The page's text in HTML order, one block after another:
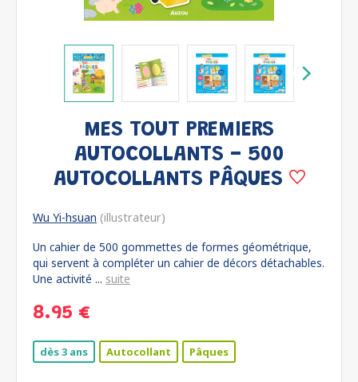
MES TOUT PREMIERS
AUTOCOLLANTS - 500
AUTOCOLLANTS PÂQUES
Wu Yi-hsuan (illustrateur)
Un cahier de 500 gommettes de formes géométrique,
qui servent à compléter un cahier de décors détachables.
Une activité ... suite
8.95 €
dès 3 ans Autocollant Pâques